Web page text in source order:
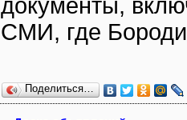
документы,
СМИ, где
Поделиться…